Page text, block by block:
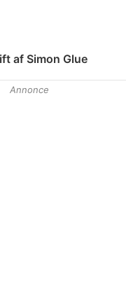
af Simon Glue
Annonce